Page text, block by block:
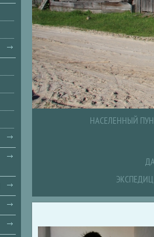
НАСЕЛЕННЫЙ